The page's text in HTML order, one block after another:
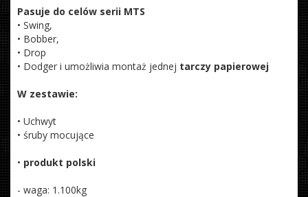
Pasuje do celów serii MTS
• Swing,
• Bobber,
• Drop
• Dodger i umożliwia montaż jednej tarczy papierowej
W zestawie:
• Uchwyt
• śruby mocujące
• produkt polski
- waga: 1.100kg